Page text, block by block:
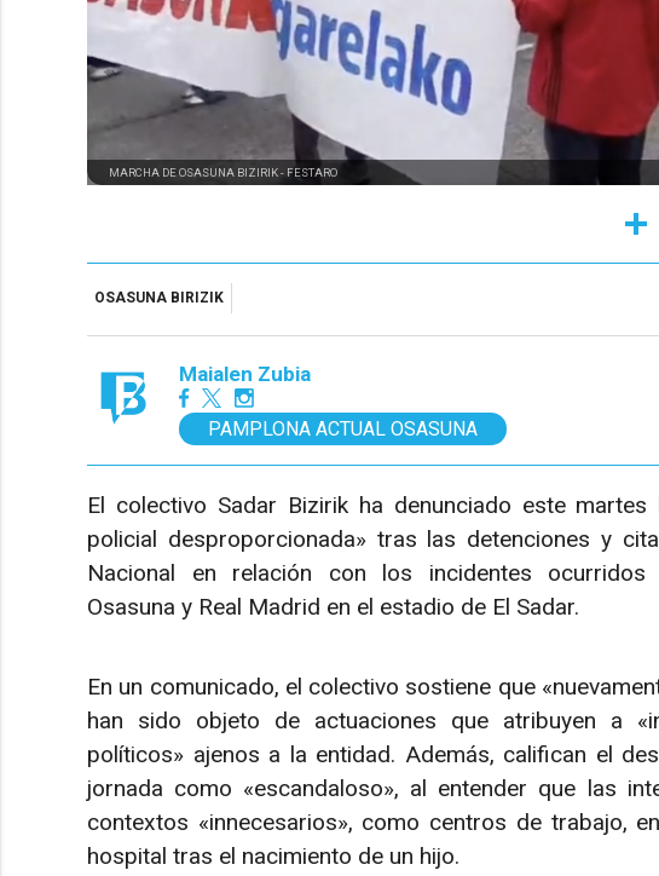
MARCHA DE OSASUNA BIZIRIK - FESTARO
OSASUNA BIRIZIK
Maialen Zubia
PAMPLONA ACTUAL OSASUNA
El colectivo Sadar Bizirik ha denunciado este
policial desproporcionada» tras las detenciones y
Nacional en relación con los incidentes
Osasuna y Real Madrid en el estadio de El Sadar.
En un comunicado, el colectivo sostiene que
han sido objeto de actuaciones que atribuyen a
políticos» ajenos a la entidad. Además, califican el
jornada como «escandaloso», al entender que las
contextos «innecesarios», como centros de trabajo,
hospital tras el nacimiento de un hijo.